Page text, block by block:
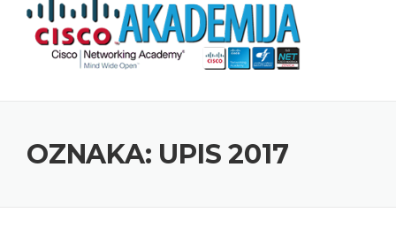
Skip to content
OZNAKA: UPIS 2017